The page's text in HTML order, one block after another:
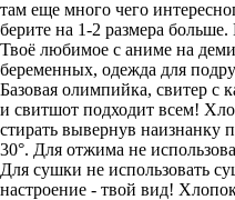
там еще много чего
берите на 1-2 размера
Твоё любимое с аниме на
беременных, одежда для
Базовая олимпийка, свитер
и свитшот подходит всем!
стирать вывернув наизнанку
30°. Для отжима не
Для сушки не использовать
настроение - твой вид!